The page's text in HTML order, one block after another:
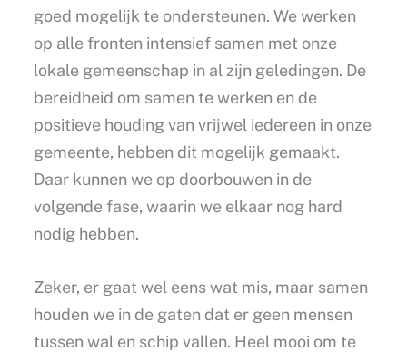
goed mogelijk te ondersteunen. We werken
op alle fronten intensief samen met onze
lokale gemeenschap in al zijn geledingen. De
bereidheid om samen te werken en de
positieve houding van vrijwel iedereen in onze
gemeente, hebben dit mogelijk gemaakt.
Daar kunnen we op doorbouwen in de
volgende fase, waarin we elkaar nog hard
nodig hebben.
Zeker, er gaat wel eens wat mis, maar samen
houden we in de gaten dat er geen mensen
tussen wal en schip vallen. Heel mooi om te